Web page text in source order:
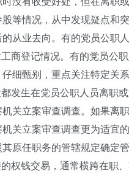
等情况，从中发现疑点和
从业去向。有的党员公职
商登记情况。有的党员公
细甄别，重点关注特定关
发生在党员公职人员离职
关立案审查调查。如果离
关立案审查调查更为适宜
原任职务的管辖规定确定
权钱交易，通常横跨在职